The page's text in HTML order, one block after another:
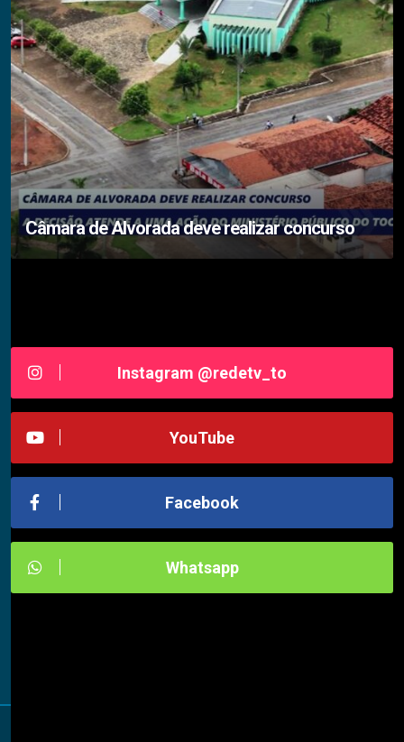
Câmara de Alvorada deve realizar concurso
Instagram @redetv_to
YouTube
Facebook
Whatsapp